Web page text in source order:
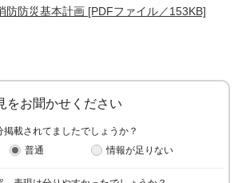
防防災基本計画 [PDFファイル／153KB]
をお聞かせください
載されてましたでしょうか？
普通 情報が足りない